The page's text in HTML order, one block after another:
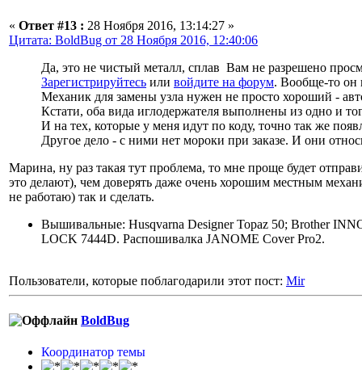
« Ответ #13 : 28 Ноября 2016, 13:14:27 »
Цитата: BoldBug от 28 Ноября 2016, 12:40:06
Да, это не чистый металл, сплав Вам не разрешено
Зарегистрируйтесь или войдите на форум. Вообще-то он
Механик для замены узла нужен не просто хороший -
Кстати, оба вида иглодержателя выполнены из одно и
И на тех, которые у меня идут по коду, точно так же
Другое дело - с ними нет мороки при заказе. И они
Марина, ну раз такая тут проблема, то мне проще будет
это делают), чем доверять даже очень хорошим местным
не работаю) так и сделать.
Вышивальные: Husqvarna Designer Topaz 50; Brother
LOCK 7444D. Распошивалка JANOME Cover Pro2.
Пользователи, которые поблагодарили этот пост: Mir
BoldBug
Координатор темы